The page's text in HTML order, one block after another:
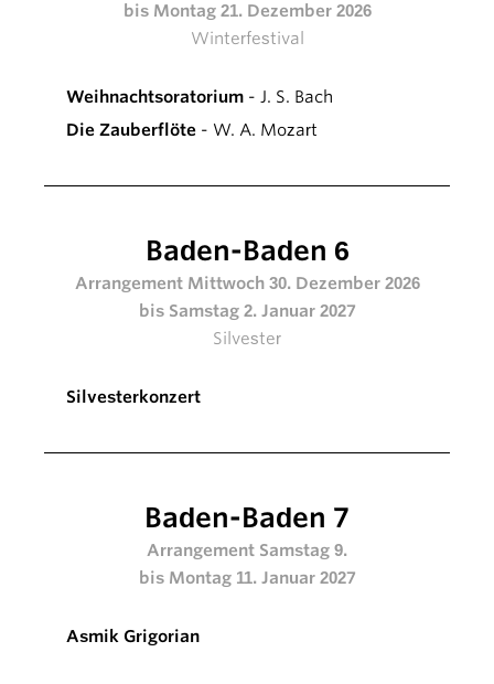
bis Montag 21. Dezember 2026
Winterfestival
Weihnachtsoratorium - J. S. Bach
Die Zauberflöte - W. A. Mozart
Baden-Baden 6
Arrangement Mittwoch 30. Dezember 2026
bis Samstag 2. Januar 2027
Silvester
Silvesterkonzert
Baden-Baden 7
Arrangement Samstag 9.
bis Montag 11. Januar 2027
Asmik Grigorian